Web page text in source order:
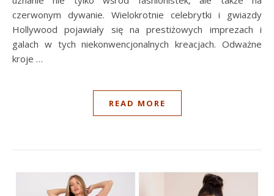
czerwonym dywanie. Wielokrotnie celebrytki i gwiazdy
Hollywood pojawiały się na prestiżowych imprezach i
galach w tych niekonwencjonalnych kreacjach. Odważne
kroje …
READ MORE